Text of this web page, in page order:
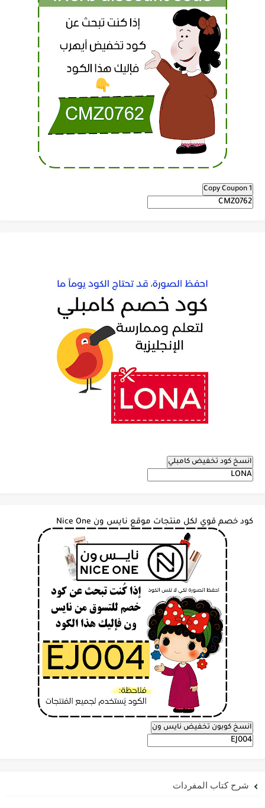
Copy Coupon 1
انسخ كود تخفيض كامبلي
كود خصم قوي لكل منتجات موقع نايس ون Nice One
انسخ كوبون تخفيض نايس ون
شرح كتاب المفردات